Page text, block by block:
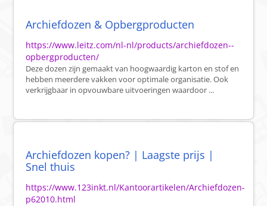
Archiefdozen & Opbergproducten
https://www.leitz.com/nl-nl/products/archiefdozen--
opbergproducten/
Deze dozen zijn gemaakt van hoogwaardig karton en stof en
hebben meerdere vakken voor optimale organisatie. Ook
verkrijgbaar in opvouwbare uitvoeringen waardoor ...
Archiefdozen kopen? | Laagste prijs |
Snel thuis
https://www.123inkt.nl/Kantoorartikelen/Archiefdozen-
p62010.html